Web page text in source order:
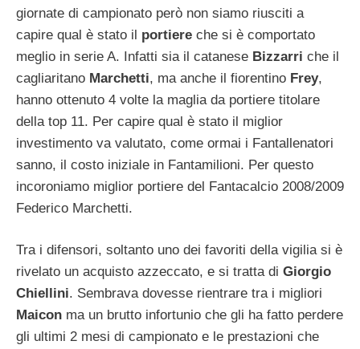
giornate di campionato però non siamo riusciti a
capire qual è stato il portiere che si è comportato
meglio in serie A. Infatti sia il catanese Bizzarri che il
cagliaritano Marchetti, ma anche il fiorentino Frey,
hanno ottenuto 4 volte la maglia da portiere titolare
della top 11. Per capire qual è stato il miglior
investimento va valutato, come ormai i Fantallenatori
sanno, il costo iniziale in Fantamilioni. Per questo
incoroniamo miglior portiere del Fantacalcio 2008/2009
Federico Marchetti.
Tra i difensori, soltanto uno dei favoriti della vigilia si è
rivelato un acquisto azzeccato, e si tratta di Giorgio
Chiellini. Sembrava dovesse rientrare tra i migliori
Maicon ma un brutto infortunio che gli ha fatto perdere
gli ultimi 2 mesi di campionato e le prestazioni che